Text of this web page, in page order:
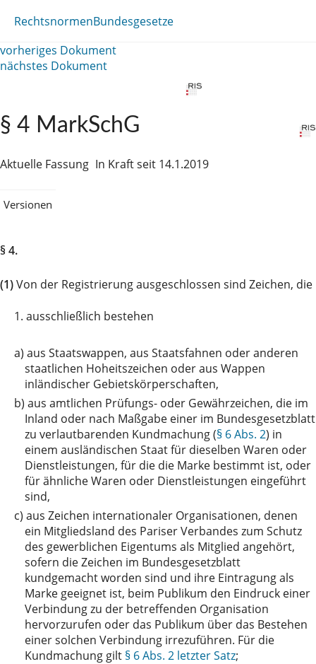
RechtsnormenBundesgesetze
vorheriges Dokument
nächstes Dokument
§ 4 MarkSchG
Aktuelle Fassung In Kraft seit 14.1.2019
Versionen
§ 4.
(1)Von der Registrierung ausgeschlossen sind Zeichen, die
1. ausschließlich bestehen
a) aus Staatswappen, aus Staatsfahnen oder anderen
staatlichen Hoheitszeichen oder aus Wappen
inländischer Gebietskörperschaften,
b) aus amtlichen Prüfungs- oder Gewährzeichen, die im
Inland oder nach Maßgabe einer im Bundesgesetzblatt
zu verlautbarenden Kundmachung (§ 6 Abs. 2) in
einem ausländischen Staat für dieselben Waren oder
Dienstleistungen, für die die Marke bestimmt ist, oder
für ähnliche Waren oder Dienstleistungen eingeführt
sind,
c) aus Zeichen internationaler Organisationen, denen
ein Mitgliedsland des Pariser Verbandes zum Schutz
des gewerblichen Eigentums als Mitglied angehört,
sofern die Zeichen im Bundesgesetzblatt
kundgemacht worden sind und ihre Eintragung als
Marke geeignet ist, beim Publikum den Eindruck einer
Verbindung zu der betreffenden Organisation
hervorzurufen oder das Publikum über das Bestehen
einer solchen Verbindung irrezuführen. Für die
Kundmachung gilt § 6 Abs. 2 letzter Satz;